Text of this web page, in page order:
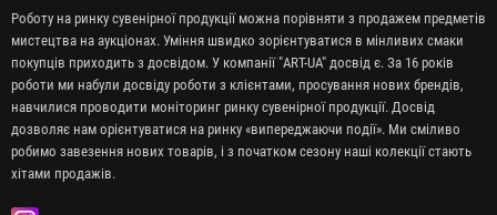
Роботу на ринку сувенірної продукції можна порівняти з продажем предметів
мистецтва на аукціонах. Уміння швидко зорієнтуватися в мінливих смаки
покупців приходить з досвідом. У компанії "ART-UA" досвід є. За 16 років
роботи ми набули досвіду роботи з клієнтами, просування нових брендів,
навчилися проводити моніторинг ринку сувенірної продукції. Досвід
дозволяє нам орієнтуватися на ринку «випереджаючи події». Ми сміливо
робимо завезення нових товарів, і з початком сезону наші колекції стають
хітами продажів.